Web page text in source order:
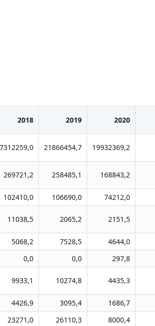
2018 2019 2020
21866454,7 19932369,2
269721,2 258485,1 168843,2
102410,0 106690,0 74212,0
11038,5 2065,2 2151,5
5068,2 7528,5 4644,0
0,0 0,0 297,8
9933,1 10274,8 4435,3
4426,9 3095,4 1686,7
23271,0 26110,3 8000,4